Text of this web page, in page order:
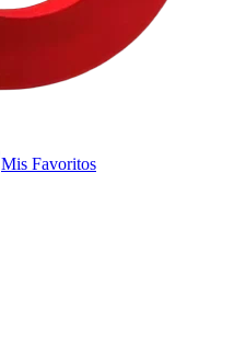
Mis Favoritos